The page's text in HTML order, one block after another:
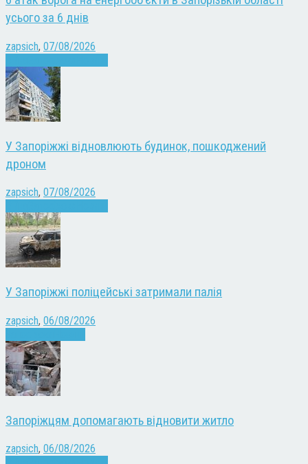
усього за 6 днів
zapsich, 07/08/2026
У Запоріжжі відновлюють будинок, пошкоджений
дроном
zapsich, 07/08/2026
У Запоріжжі поліцейські затримали палія
zapsich, 06/08/2026
Запоріжцям допомагають відновити житло
zapsich, 06/08/2026